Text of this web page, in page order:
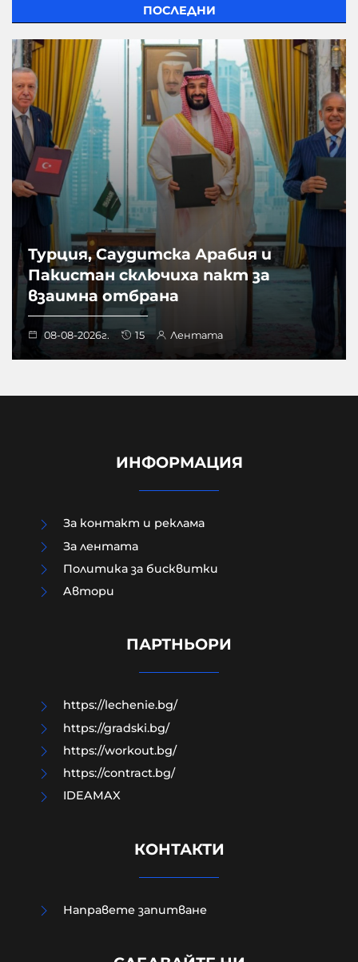
ПОСЛЕДНИ
Турция, Саудитска Арабия и
Пакистан сключиха пакт за
взаимна отбрана
08-08-2026г. 15 Лентата
Британският историк Ричард
Саква: Русофобията е западна
война и самоунищожение
Украйна е получила 200 млрд.
ИНФОРМАЦИЯ
За контакт и реклама
За лентата
Политика за бисквитки
Aвтори
ПАРТНЬОРИ
https://lechenie.bg/
https://gradski.bg/
https://workout.bg/
https://contract.bg/
IDEAMAX
КОНТАКТИ
Направете запитване